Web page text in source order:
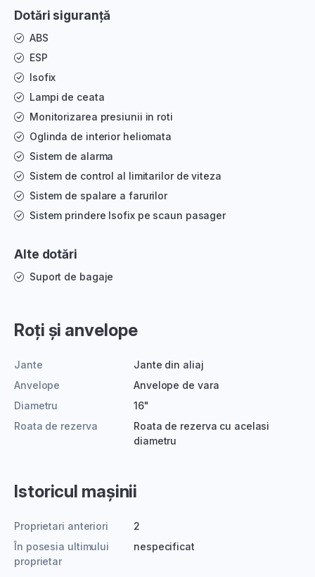
Dotări siguranță
ABS
ESP
Isofix
Lampi de ceata
Monitorizarea presiunii in roti
Oglinda de interior heliomata
Sistem de alarma
Sistem de control al limitarilor de viteza
Sistem de spalare a farurilor
Sistem prindere Isofix pe scaun pasager
Alte dotări
Suport de bagaje
Roți și anvelope
Jante
Jante din aliaj
Anvelope
Anvelope de vara
Diametru
16"
Roata de rezerva
Roata de rezerva cu acelasi
diametru
Istoricul mașinii
Proprietari anteriori
2
În posesia ultimului
proprietar
nespecificat